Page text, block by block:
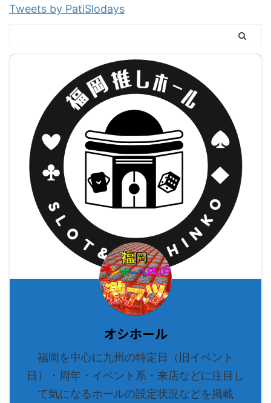
Tweets by PatiSlodays
オシホール
福岡を中心に九州の特定日（旧イベント
日）・周年・イベント系・来店などに注目し
て気になるホールの設定状況などを掲載